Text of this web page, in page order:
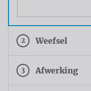
2 Weefsel
3 Afwerking